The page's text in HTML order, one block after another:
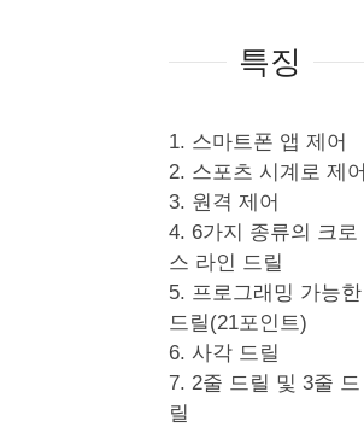
특징
1. 스마트폰 앱 제어
2. 스포츠 시계로 제어
3. 원격 제어
4. 6가지 종류의 크로
스 라인 드릴
5. 프로그래밍 가능한
드릴(21포인트)
6. 사각 드릴
7. 2줄 드릴 및 3줄 드
릴